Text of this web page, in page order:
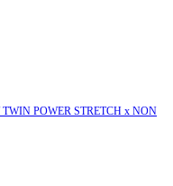
POWER STRETCH x NON